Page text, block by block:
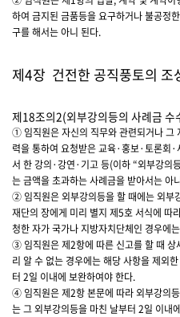
하여 금지된 금품등을 요구하거나 불공정
구를 해서는 아니 된다.
제4장 건전한 공직풍토의 조
제18조의2(외부강의등의 사례금 수
① 임직원은 자신의 직무와 관련되거나 그
력을 통하여 요청받은 교육·홍보·토론회
서 한 강의·강연·기고 등(이하 “외부강의
는 금액을 초과하는 사례금을 받아서는 아
② 임직원은 외부강의등을 할 때에는 외부
재단의 장에게 미리 별지 제5호 서식에 따
청한 자가 국가나 지방자치단체인 경우에
③ 임직원은 제2항에 따른 신고를 할 때 상
리 알 수 없는 경우에는 해당 사항을 제외
터 2일 이내에 보완하여야 한다.
④ 임직원은 제2항 본문에 따라 외부강의
는 그 외부강의등을 마친 날부터 2일 이내